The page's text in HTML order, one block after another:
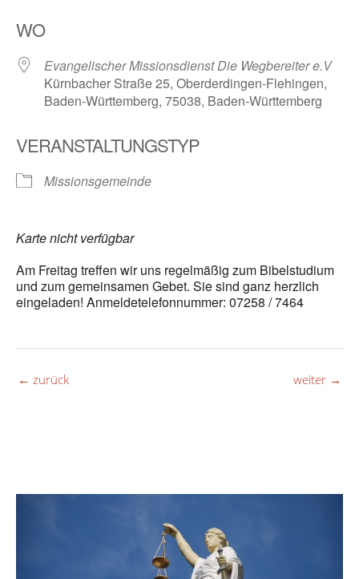
WO
Evangelischer Missionsdienst Die Wegbereiter e.V
Kürnbacher Straße 25, Oberderdingen-Flehingen,
Baden-Württemberg, 75038, Baden-Württemberg
VERANSTALTUNGSTYP
Missionsgemeinde
Karte nicht verfügbar
Am Freitag treffen wir uns regelmäßig zum Bibelstudium
und zum gemeinsamen Gebet. Sie sind ganz herzlich
eingeladen! Anmeldetelefonnummer: 07258 / 7464
← zurück weiter →